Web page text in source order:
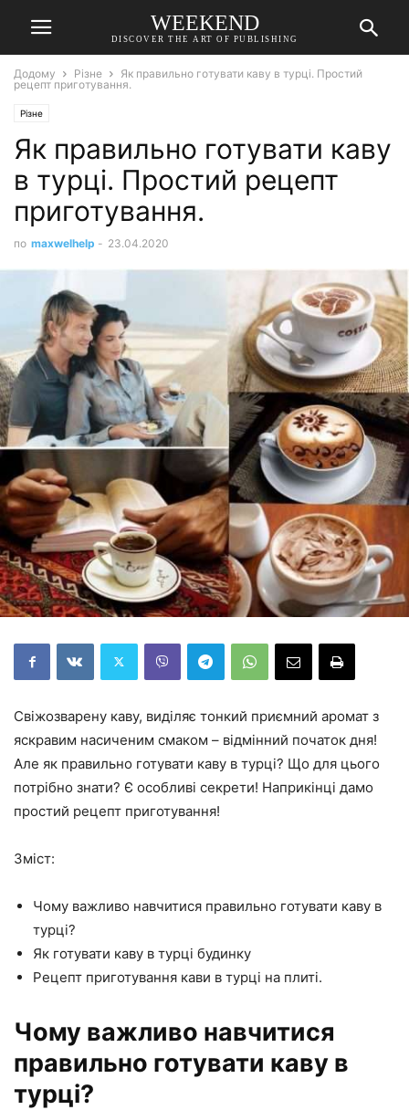
WEEKEND
DISCOVER THE ART OF PUBLISHING
Додому Різне
Як правильно готувати каву в турці. Простий
рецепт приготування.
Різне
Як правильно готувати каву
в турці. Простий рецепт
приготування.
по maxwelhelp - 23.04.2020
Свіжозварену каву, виділяє тонкий приємний аромат з
яскравим насиченим смаком – відмінний початок дня!
Але як правильно готувати каву в турці? Що для цього
потрібно знати? Є особливі секрети! Наприкінці дамо
простий рецепт приготування!
Зміст:
Чому важливо навчитися правильно готувати каву в
турці?
Як готувати каву в турці будинку
Рецепт приготування кави в турці на плиті.
Чому важливо навчитися
правильно готувати каву в
турці?